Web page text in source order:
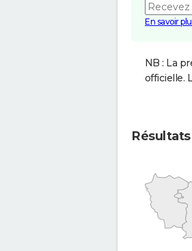
En savoir
NB : La
officielle.